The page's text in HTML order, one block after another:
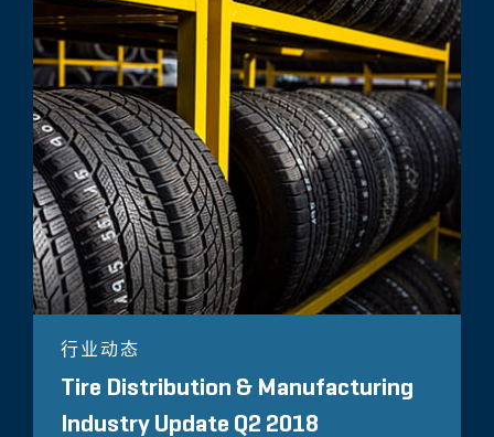
行业动态
Tire Distribution & Manufacturing
Industry Update Q2 2018